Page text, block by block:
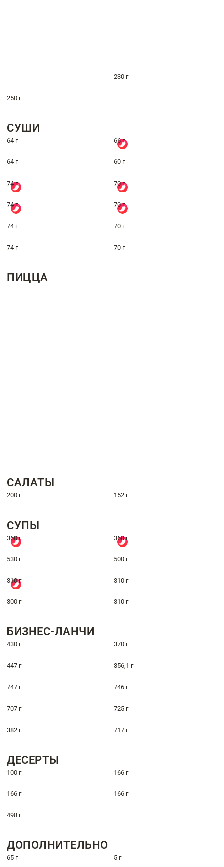
230 г
250 г
СУШИ
64 г 66 г
64 г 60 г
74 г 70 г
74 г 70 г
74 г 70 г
74 г 70 г
ПИЦЦА
САЛАТЫ
200 г 152 г
СУПЫ
360 г 360 г
530 г 500 г
310 г 310 г
300 г 310 г
БИЗНЕС-ЛАНЧИ
430 г 370 г
447 г 356,1 г
747 г 746 г
707 г 725 г
382 г 717 г
ДЕСЕРТЫ
100 г 166 г
166 г 166 г
498 г
ДОПОЛНИТЕЛЬНО
65 г 5 г